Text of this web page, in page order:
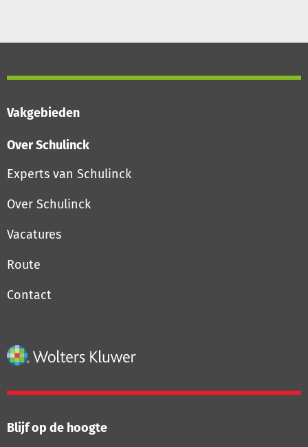
Vakgebieden
Over Schulinck
Experts van Schulinck
Over Schulinck
Vacatures
Route
Contact
Blijf op de hoogte